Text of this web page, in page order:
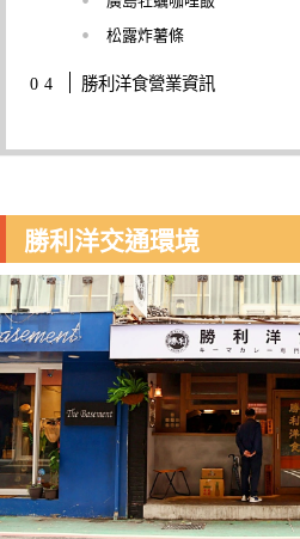
松露炸薯條
勝利洋食營業資訊
勝利洋交通環境